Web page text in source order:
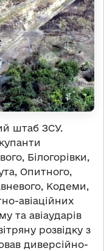
штаб ЗСУ.
Білогорівки,
Опитного,
Кодеми,
авіаційних
та авіаударів
розвідку з
диверсійно-